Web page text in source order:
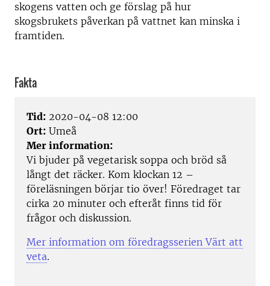
skogens vatten och ge förslag på hur
skogsbrukets påverkan på vattnet kan minska i
framtiden.
Fakta
Tid: 2020-04-08 12:00
Ort: Umeå
Mer information:
Vi bjuder på vegetarisk soppa och bröd så
långt det räcker. Kom klockan 12 –
föreläsningen börjar tio över! Föredraget tar
cirka 20 minuter och efteråt finns tid för
frågor och diskussion.
Mer information om föredragsserien Värt att
veta.